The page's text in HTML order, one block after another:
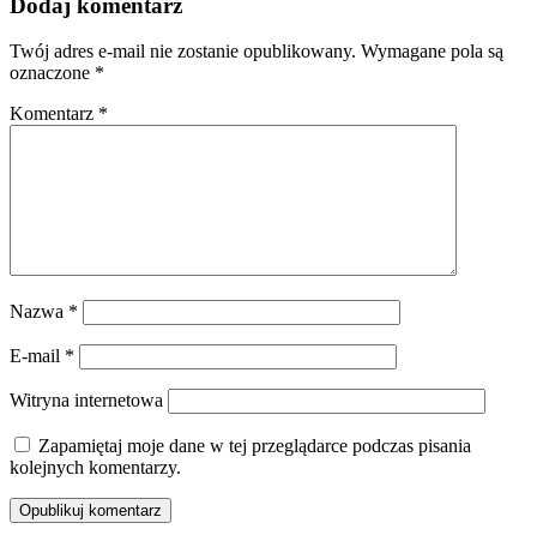
Twój adres e-mail nie zostanie opublikowany. Wymagane pola są
oznaczone *
Komentarz *
Nazwa *
E-mail *
Witryna internetowa
Zapamiętaj moje dane w tej przeglądarce podczas pisania
kolejnych komentarzy.